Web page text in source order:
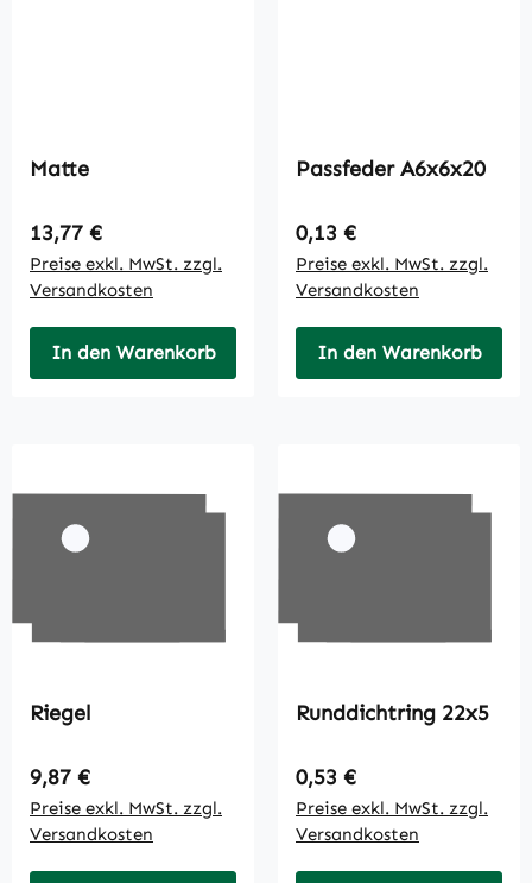
Matte
Regulärer Preis:
13,77 €
Preise exkl. MwSt. zzgl.
Versandkosten
In den Warenkorb
Passfeder A6x6x20
Regulärer Preis:
0,13 €
Preise exkl. MwSt. zzgl.
Versandkosten
In den Warenkorb
Riegel
Regulärer Preis:
9,87 €
Preise exkl. MwSt. zzgl.
Versandkosten
Runddichtring 22x5
Regulärer Preis:
0,53 €
Preise exkl. MwSt. zzgl.
Versandkosten